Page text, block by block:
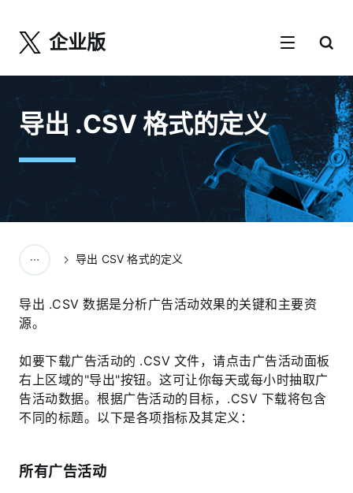
企业版
导出 .CSV 格式的定义
导出 CSV 格式的定义
导出 .CSV 数据是分析广告活动效果的关键和主要资
源。
如要下载广告活动的 .CSV 文件，请点击广告活动面板
右上区域的"导出"按钮。这可让你每天或每小时抽取广
告活动数据。根据广告活动的目标，.CSV 下载将包含
不同的标题。以下是各项指标及其定义：
所有广告活动